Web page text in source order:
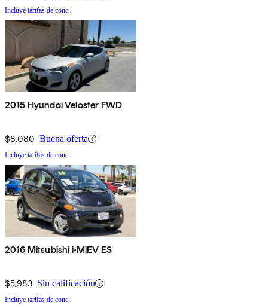
Incluye tarifas de conc.
2015 Hyundai Veloster FWD
$8,080 Buena oferta
Incluye tarifas de conc.
2016 Mitsubishi i-MiEV ES
$5,983 Sin calificación
Incluye tarifas de conc.